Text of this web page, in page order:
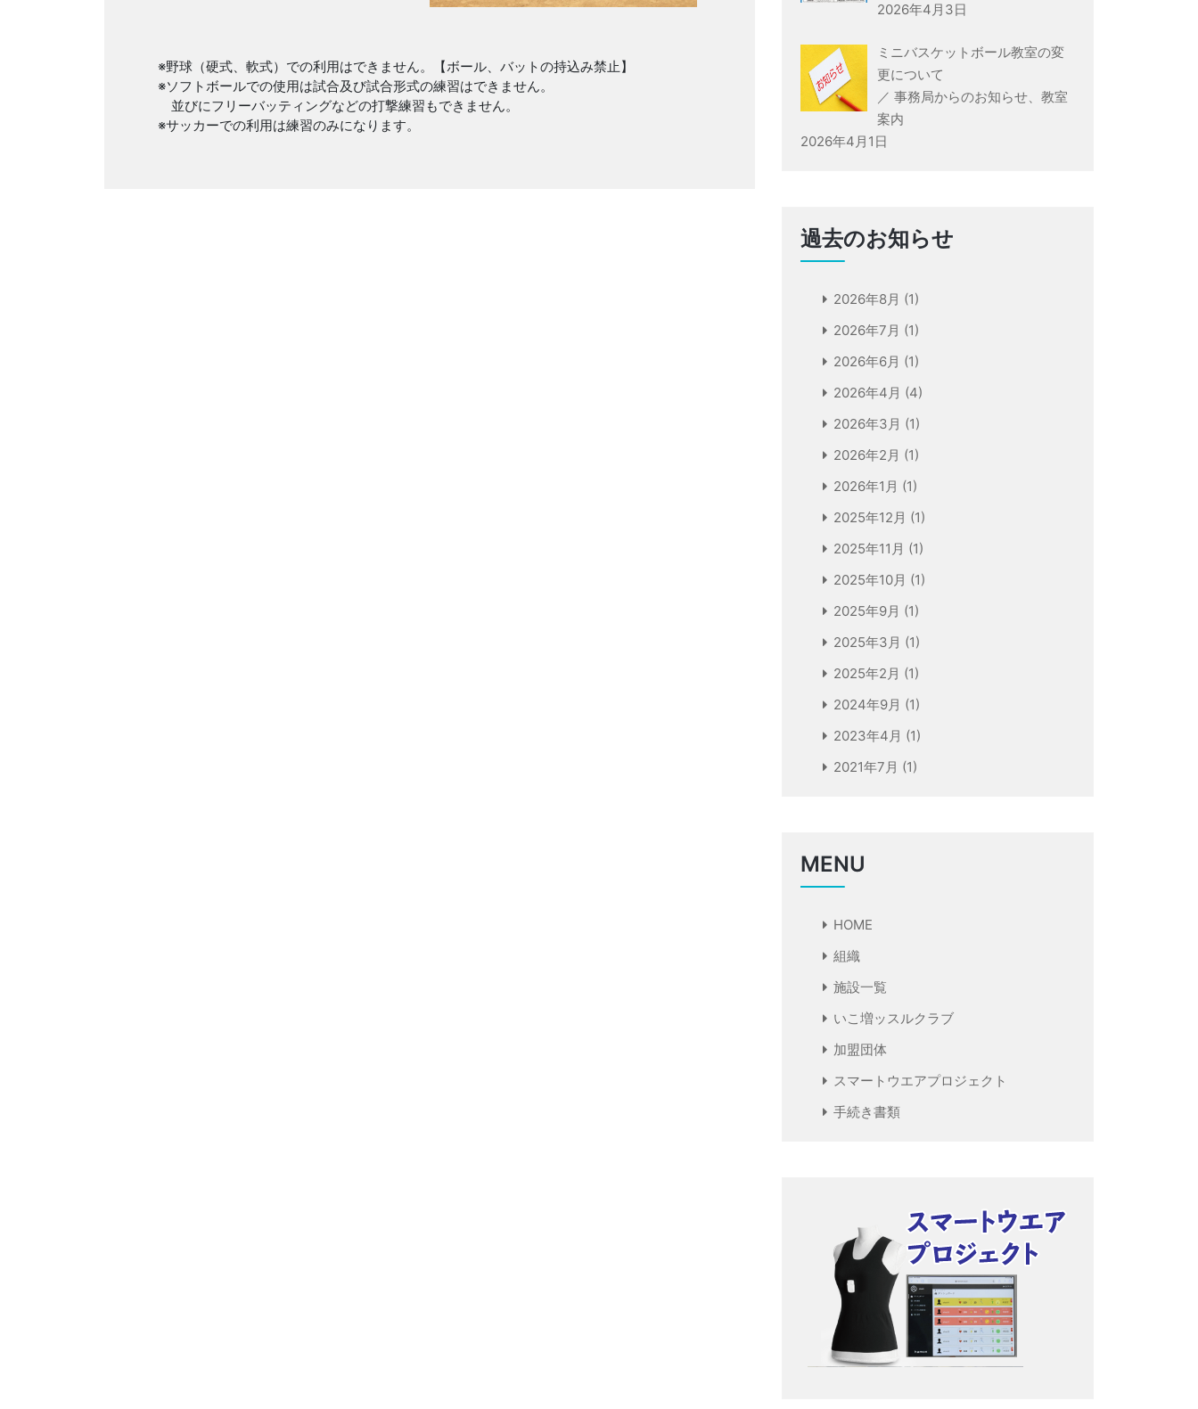
※野球（硬式、軟式）での利用はできません。【ボール、バットの持込み禁止】
※ソフトボールでの使用は試合及び試合形式の練習はできません。
並びにフリーバッティングなどの打撃練習もできません。
※サッカーでの利用は練習のみになります。
2026年4月3日
ミニバスケットボール教室の変
更について
／事務局からのお知らせ、教室
案内
2026年4月1日
過去のお知らせ
2026年8月 (1)
2026年7月 (1)
2026年6月 (1)
2026年4月 (4)
2026年3月 (1)
2026年2月 (1)
2026年1月 (1)
2025年12月 (1)
2025年11月 (1)
2025年10月 (1)
2025年9月 (1)
2025年3月 (1)
2025年2月 (1)
2024年9月 (1)
2023年4月 (1)
2021年7月 (1)
MENU
HOME
組織
施設一覧
いこ増ッスルクラブ
加盟団体
スマートウエアプロジェクト
手続き書類